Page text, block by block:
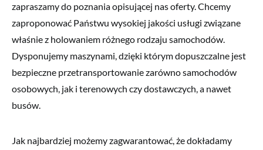
zapraszamy do poznania opisującej nas oferty. Chcemy
zaproponować Państwu wysokiej jakości usługi związane
właśnie z holowaniem różnego rodzaju samochodów.
Dysponujemy maszynami, dzięki którym dopuszczalne jest
bezpieczne przetransportowanie zarówno samochodów
osobowych, jak i terenowych czy dostawczych, a nawet
busów.
Jak najbardziej możemy zagwarantować, że dokładamy